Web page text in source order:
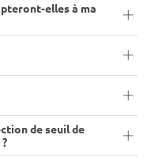
elles à ma
de seuil de